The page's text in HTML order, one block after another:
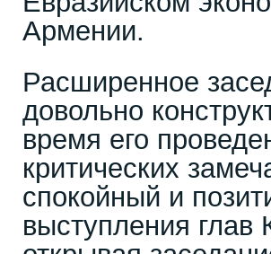
Армении.
Расширенное
довольно
время его
критических
спокойный и
выступления глав